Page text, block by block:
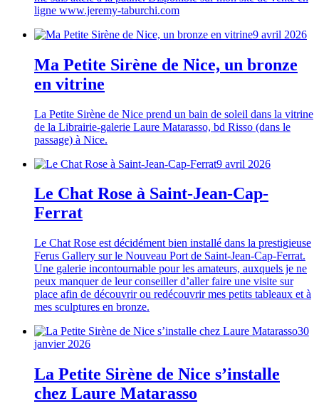
ligne www.jeremy-taburchi.com
9 avril 2026
Ma Petite Sirène de Nice, un bronze
en vitrine
La Petite Sirène de Nice prend un bain de soleil dans la vitrine
de la Librairie-galerie Laure Matarasso, bd Risso (dans le
passage) à Nice.
9 avril 2026
Le Chat Rose à Saint-Jean-Cap-
Ferrat
Le Chat Rose est décidément bien installé dans la prestigieuse
Ferus Gallery sur le Nouveau Port de Saint-Jean-Cap-Ferrat.
Une galerie incontournable pour les amateurs, auxquels je ne
peux manquer de leur conseiller d’aller faire une visite sur
place afin de découvrir ou redécouvrir mes petits tableaux et à
mes sculptures en bronze.
30
janvier 2026
La Petite Sirène de Nice s’installe
chez Laure Matarasso